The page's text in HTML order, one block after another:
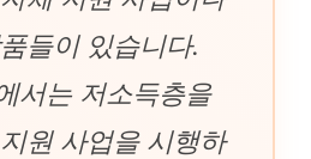
들이 있습니다.
서는 저소득층을
원 사업을 시행하